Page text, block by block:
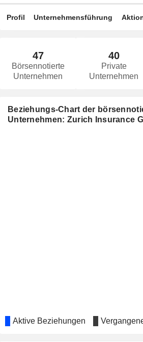
Profil Unternehmensführung
47
Börsennotierte
Unternehmen
40
Private
Unternehmen
Beziehungs-Chart der
Unternehmen: Zurich Insurance
Aktive Beziehungen